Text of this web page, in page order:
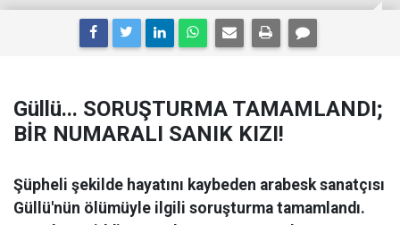
Güllü... SORUŞTURMA TAMAMLANDI;
BİR NUMARALI SANIK KIZI!
Şüpheli şekilde hayatını kaybeden arabesk sanatçısı
Güllü'nün ölümüyle ilgili soruşturma tamamlandı.